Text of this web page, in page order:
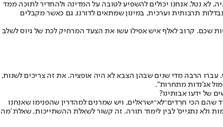
לא נטל. אנחנו יכולים להשפיע לטובה על המדינה ולהחדיר לתוכה ממד
תרבותית וערכית, במינון שמתאים לדורנו, גם כאשר מקבלים
שכם. קרוב לאלף איש אפילו עשו את הצעד המרחיק לכת של גיוס לשלב
עברו הרבה מדי שנים שבהן הצבא לא היה אופציה. את זה צריכים לשנות,
אג'נדות מתחרות".
שהם הכי חרדים־לא־ישראלים, ויש שמרנים למהדרין שהפנימו שאנחנו
ולא נתגייס' לבין לימוד תורה. זה קשור לשאלת ההשתייכות, שאלת 'מה